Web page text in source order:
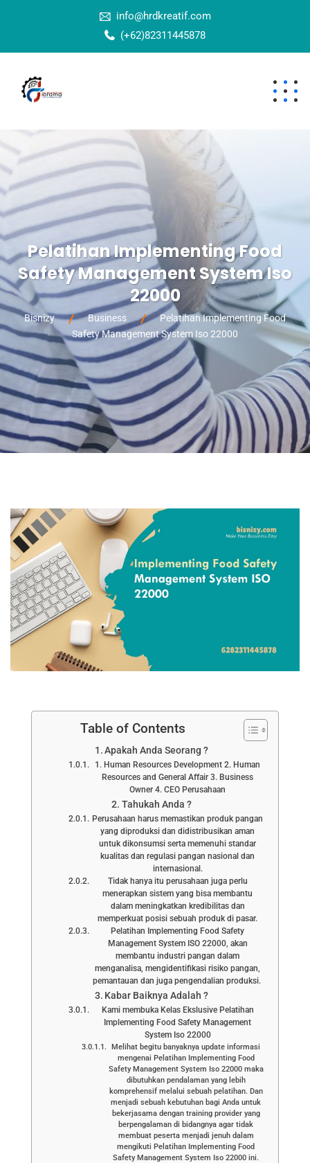
info@hrdkreatif.com
(+62)82311445878
Pelatihan Implementing Food
Safety Management System Iso
22000
Bisnizy Business
Pelatihan Implementing Food
Safety Management System Iso 22000
Table of Contents
Apakah Anda Seorang ?
1. Human Resources Development 2. Human
Resources and General Affair 3. Business
Owner 4. CEO Perusahaan
Tahukah Anda ?
Perusahaan harus memastikan produk pangan
yang diproduksi dan didistribusikan aman
untuk dikonsumsi serta memenuhi standar
kualitas dan regulasi pangan nasional dan
internasional.
Tidak hanya itu perusahaan juga perlu
menerapkan sistem yang bisa membantu
dalam meningkatkan kredibilitas dan
memperkuat posisi sebuah produk di pasar.
Pelatihan Implementing Food Safety
Management System ISO 22000, akan
membantu industri pangan dalam
menganalisa, mengidentifikasi risiko pangan,
pemantauan dan juga pengendalian produksi.
Kabar Baiknya Adalah ?
Kami membuka Kelas Ekslusive Pelatihan
Implementing Food Safety Management
System Iso 22000
Melihat begitu banyaknya update informasi
mengenai Pelatihan Implementing Food
Safety Management System Iso 22000 maka
dibutuhkan pendalaman yang lebih
komprehensif melalui sebuah pelatihan. Dan
menjadi sebuah kebutuhan bagi Anda untuk
bekerjasama dengan training provider yang
berpengalaman di bidangnya agar tidak
membuat peserta menjadi jenuh dalam
mengikuti Pelatihan Implementing Food
Safety Management System Iso 22000 ini.